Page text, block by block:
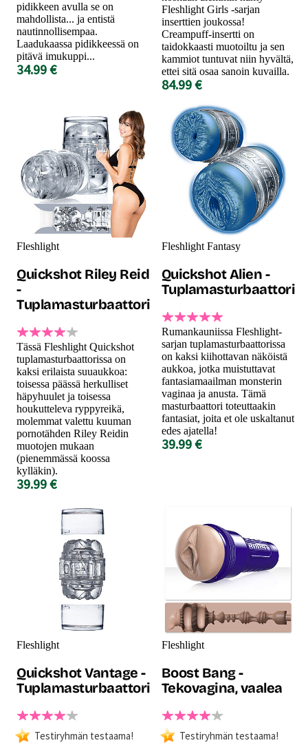
pidikkeen avulla se on
mahdollista... ja entistä
nautinnollisempaa.
Laadukaassa pidikkeessä on
pitävä imukuppi...
34.99 €
Fleshlight Girls -sarjan
inserttien joukossa!
Creampuff-insertti on
taidokkaasti muotoiltu ja sen
kammiot tuntuvat niin hyvältä,
ettei sitä osaa sanoin kuvailla.
84.99 €
Fleshlight
Quickshot Riley Reid
-
Tuplamasturbaattori
Tässä Fleshlight Quickshot
tuplamasturbaattorissa on
kaksi erilaista suuaukkoa:
toisessa päässä herkulliset
häpyhuulet ja toisessa
houkutteleva ryppyreikä,
molemmat valettu kuuman
pornotähden Riley Reidin
muotojen mukaan
(pienemmässä koossa
kylläkin).
39.99 €
Fleshlight Fantasy
Quickshot Alien -
Tuplamasturbaattori
Rumankauniissa Fleshlight-
sarjan tuplamasturbaattorissa
on kaksi kiihottavan näköistä
aukkoa, jotka muistuttavat
fantasiamaailman monsterin
vaginaa ja anusta. Tämä
masturbaattori toteuttaakin
fantasiat, joita et ole uskaltanut
edes ajatella!
39.99 €
Fleshlight
Quickshot Vantage -
Tuplamasturbaattori
Testiryhmän testaama!
Fleshlight
Boost Bang -
Tekovagina, vaalea
Testiryhmän testaama!